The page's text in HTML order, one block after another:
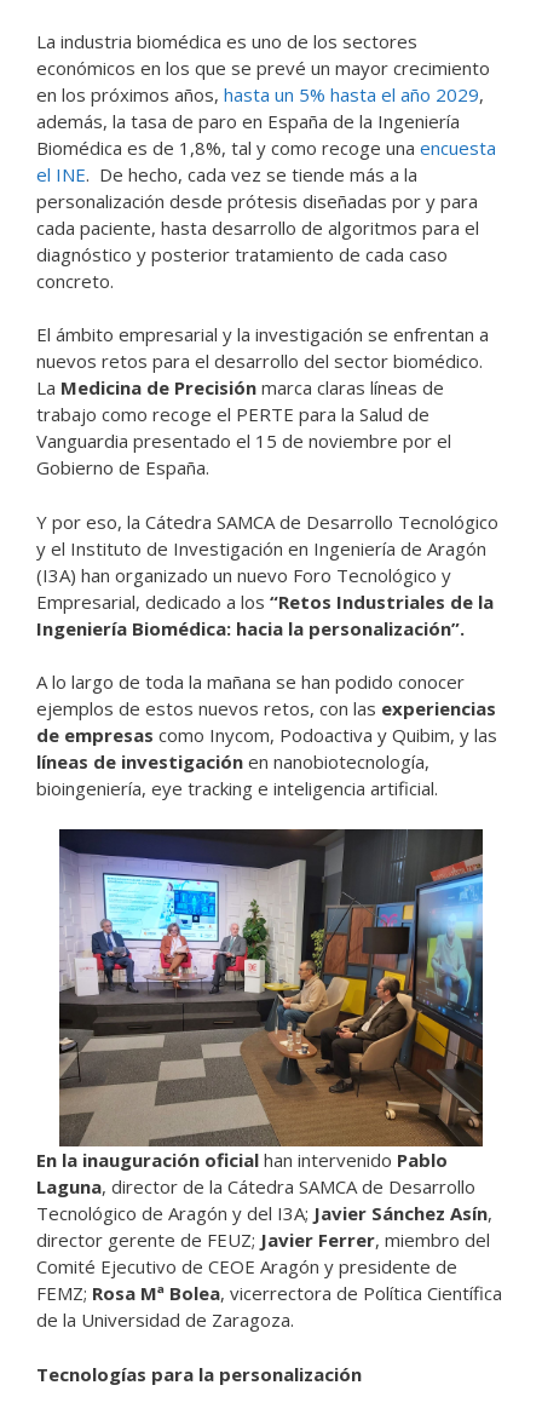
La industria biomédica es uno de los sectores
económicos en los que se prevé un mayor crecimiento
en los próximos años, hasta un 5% hasta el año 2029,
además, la tasa de paro en España de la Ingeniería
Biomédica es de 1,8%, tal y como recoge una encuesta
el INE. De hecho, cada vez se tiende más a la
personalización desde prótesis diseñadas por y para
cada paciente, hasta desarrollo de algoritmos para el
diagnóstico y posterior tratamiento de cada caso
concreto.
El ámbito empresarial y la investigación se enfrentan a
nuevos retos para el desarrollo del sector biomédico.
La Medicina de Precisión marca claras líneas de
trabajo como recoge el PERTE para la Salud de
Vanguardia presentado el 15 de noviembre por el
Gobierno de España.
Y por eso, la Cátedra SAMCA de Desarrollo Tecnológico
y el Instituto de Investigación en Ingeniería de Aragón
(I3A) han organizado un nuevo Foro Tecnológico y
Empresarial, dedicado a los “Retos Industriales de la
Ingeniería Biomédica: hacia la personalización”.
A lo largo de toda la mañana se han podido conocer
ejemplos de estos nuevos retos, con las experiencias
de empresas como Inycom, Podoactiva y Quibim, y las
líneas de investigación en nanobiotecnología,
bioingeniería, eye tracking e inteligencia artificial.
En la inauguración oficial han intervenido Pablo
Laguna, director de la Cátedra SAMCA de Desarrollo
Tecnológico de Aragón y del I3A; Javier Sánchez Asín,
director gerente de FEUZ; Javier Ferrer, miembro del
Comité Ejecutivo de CEOE Aragón y presidente de
FEMZ; Rosa Mª Bolea, vicerrectora de Política Científica
de la Universidad de Zaragoza.
Tecnologías para la personalización